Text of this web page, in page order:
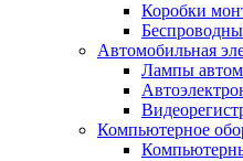
Коробки
Автомобильная
Лампы
Компьютерное